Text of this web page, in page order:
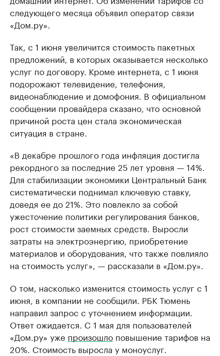
следующего месяца объявил оператор связи
«Дом.ру».
Так, с 1 июня увеличится стоимость пакетных
предложений, в которых оказывается несколько
услуг по договору. Кроме интернета, с 1 июня
подорожают телевидение, телефония,
видеонаблюдение и домофония. В официальном
сообщении провайдера сказано, что основной
причиной роста цен стала экономическая
ситуация в стране.
«В декабре прошлого года инфляция достигла
рекордного за последние 25 лет уровня — 14%.
Для стабилизации экономики Центральный Банк
систематически поднимал ключевую ставку,
доведя ее до 21%. Это повлекло за собой
ужесточение политики регулирования банков,
рост стоимости заемных средств. Выросли
затраты на электроэнергию, приобретение
материалов и оборудования, что также повлияло
на стоимость услуг», — рассказали в «Дом.ру».
О том, насколько изменится стоимость услуг с 1
июня, в компании не сообщили. РБК Тюмень
направил запрос с уточнением информации.
Ответ ожидается. C 1 мая для пользователей
«Дом.ру» уже произошло повышение тарифов на
20%. Стоимость выросла у моноуслуг.